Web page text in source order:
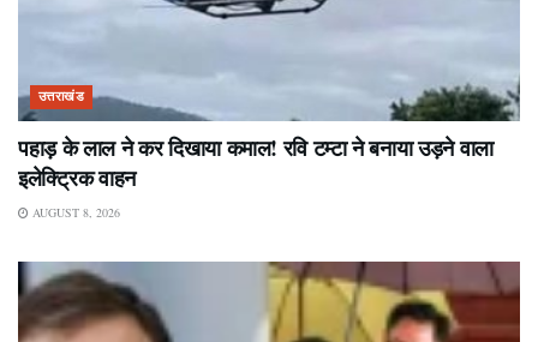
उत्तराखंड
पहाड़ के लाल ने कर दिखाया कमाल! रवि टम्टा ने बनाया उड़ने वाला
इलेक्ट्रिक वाहन
AUGUST 8, 2026